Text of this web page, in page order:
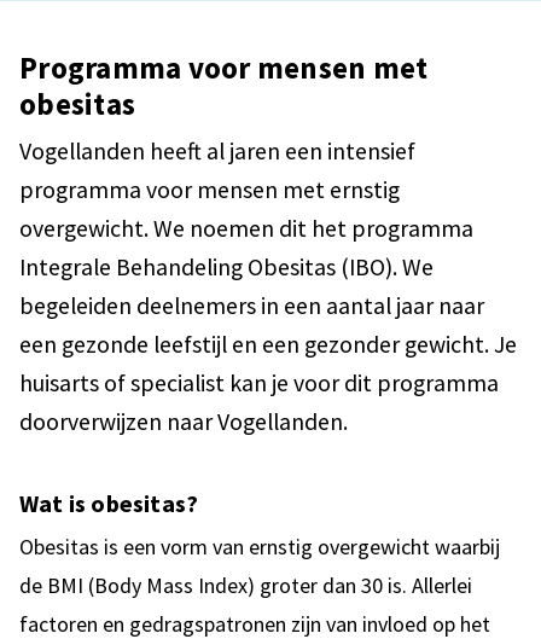
Programma voor mensen met
obesitas
Vogellanden heeft al jaren een intensief
programma voor mensen met ernstig
overgewicht. We noemen dit het programma
Integrale Behandeling Obesitas (IBO). We
begeleiden deelnemers in een aantal jaar naar
een gezonde leefstijl en een gezonder gewicht. Je
huisarts of specialist kan je voor dit programma
doorverwijzen naar Vogellanden.
Wat is obesitas?
Obesitas is een vorm van ernstig overgewicht waarbij
de BMI (Body Mass Index) groter dan 30 is. Allerlei
factoren en gedragspatronen zijn van invloed op het